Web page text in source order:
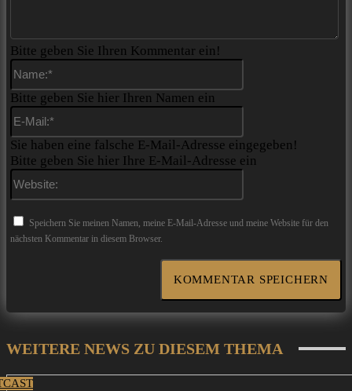
Bitte geben Sie Ihren Kommentar ein!
Bitte geben Sie hier Ihren Namen ein
Sie haben eine falsche E-Mail-Adresse eingegeben!
Bitte geben Sie hier Ihre E-Mail-Adresse ein
Speichern Sie meinen Namen, meine E-Mail-Adresse und meine Website für den
nächsten Kommentar in diesem Browser.
WEITERE NEWS ZU DIESEM THEMA